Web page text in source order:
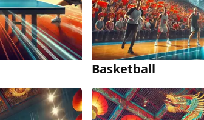
Basketball